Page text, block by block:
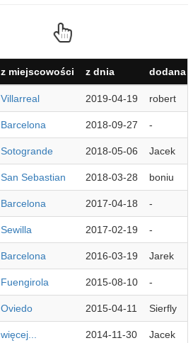
z miejscowości z dnia dodana
Villarreal 2019-04-19 robert
Barcelona 2018-09-27 -
Sotogrande 2018-05-06 Jacek
San Sebastian 2018-03-28 boniu
Barcelona 2017-04-18 -
Sewilla 2017-02-19 -
Barcelona 2016-03-19 Jarek
Fuengirola 2015-08-10 -
Oviedo 2015-04-11 Sierfly
więcej... 2014-11-30 Jacek